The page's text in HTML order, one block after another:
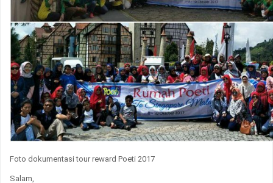
Foto dokumentasi tour reward Poeti 2017
Salam,